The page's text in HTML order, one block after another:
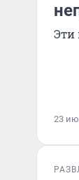
Эти
23